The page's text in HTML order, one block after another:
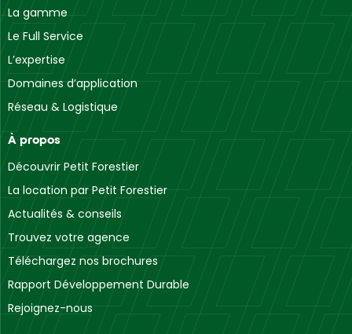
La gamme
Le Full Service
L’expertise
Domaines d’application
Réseau & Logistique
À propos
Découvrir Petit Forestier
La location par Petit Forestier
Actualités & conseils
Trouvez votre agence
Téléchargez nos brochures
Rapport Développement Durable
Rejoignez-nous